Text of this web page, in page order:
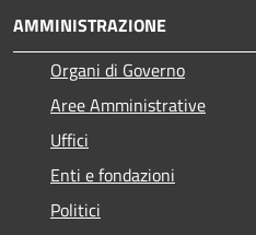
AMMINISTRAZIONE
Organi di Governo
Aree Amministrative
Uffici
Enti e fondazioni
Politici